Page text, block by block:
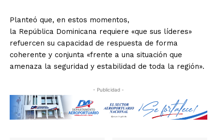
Planteó que, en estos momentos,
la República Dominicana requiere «que sus líderes»
refuercen su capacidad de respuesta de forma
coherente y conjunta «frente a una situación que
amenaza la seguridad y estabilidad de toda la región».
- Publicidad -